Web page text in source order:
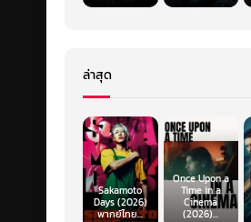
ล่าสุด
Sakamoto
Days (2026)
พากย์ไทย...
Once Upon a
Time in a
Cinema
(2026)...